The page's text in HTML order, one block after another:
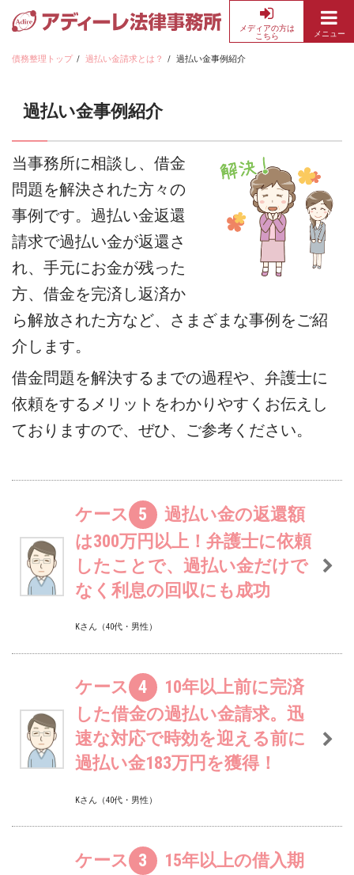
務
済
の
料
相
な
ら
ア
デ
ィ
レ
法
律
事
メディアの方は
こちら
メニュー
債務整理トップ 過払い金請求とは？ 過払い金事例紹介
過払い金事例紹介
当事務所に相談し、借金
問題を解決された方々の
事例です。過払い金返還
請求で過払い金が返還さ
れ、手元にお金が残った
方、借金を完済し返済か
ら解放された方など、さまざまな事例をご紹
介します。
借金問題を解決するまでの過程や、弁護士に
依頼をするメリットをわかりやすくお伝えし
ておりますので、ぜひ、ご参考ください。
ケース 5
過払い金の返還額
は300万円以上！弁護士に依頼
したことで、過払い金だけで
なく利息の回収にも成功
Kさん（40代・男性）
ケース 4
10年以上前に完済
した借金の過払い金請求。迅
速な対応で時効を迎える前に
過払い金183万円を獲得！
Kさん（40代・男性）
ケース 3
15年以上の借入期